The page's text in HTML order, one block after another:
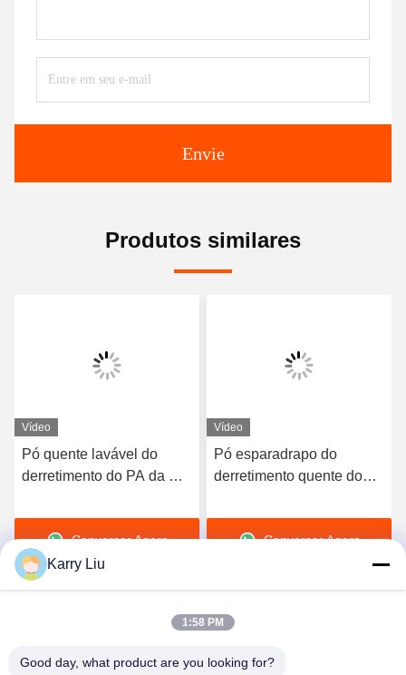
Envie
Produtos similares
Vídeo
Pó quente lavável do
derretimento do PA da Co-
impressão da
transferência térmica
Conversar Agora
Vídeo
Pó esparadrapo do
derretimento quente do
preto de DTF para a
impressão daConversar Agora
Karry Liu
1:58 PM
Good day, what product are you looking for?